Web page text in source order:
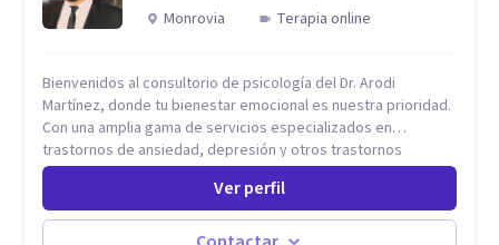
Monrovia
Terapia online
Bienvenidos al consultorio de psicología del Dr. Arodi
Martínez, donde tu bienestar emocional es nuestra prioridad.
Con una amplia gama de servicios especializados en
trastornos de ansiedad, depresión y otros trastornos
emocionales, estamos dedicados a ofrecerte el mejor
tratamiento para mejorar tu salud mental. En nuestro
consultorio, ofrecemos una variedad de terapias y
tratamientos diseñados para satisfacer tus necesidades
Ver perfil